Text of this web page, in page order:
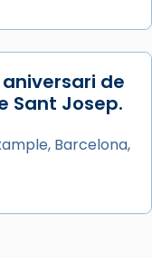
en una obra
Iluro.
de
Sant Josep.
Barcelona,